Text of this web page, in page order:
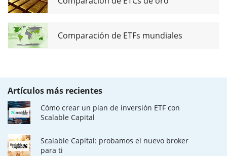
Comparación de ETFs mundiales
Artículos más recientes
Cómo crear un plan de inversión ETF con
Scalable Capital
Scalable Capital: probamos el nuevo broker
para ti